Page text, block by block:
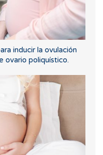
inducir la ovulación
ovario poliquístico.